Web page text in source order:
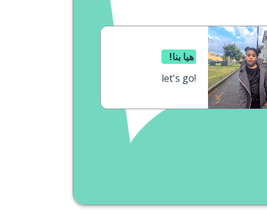
هيا بنا!
let's go!